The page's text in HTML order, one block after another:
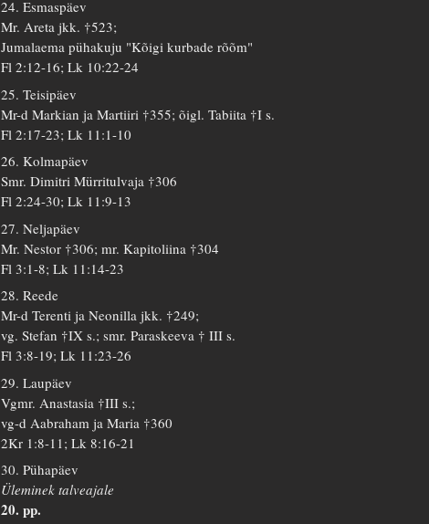
24. Esmaspäev
Mr. Areta jkk. †523;
Jumalaema pühakuju "Kõigi kurbade rõõm"
Fl 2:12-16; Lk 10:22-24
25. Teisipäev
Mr-d Markian ja Martiiri †355; õigl. Tabiita †I s.
Fl 2:17-23; Lk 11:1-10
26. Kolmapäev
Smr. Dimitri Mürritulvaja †306
Fl 2:24-30; Lk 11:9-13
27. Neljapäev
Mr. Nestor †306; mr. Kapitoliina †304
Fl 3:1-8; Lk 11:14-23
28. Reede
Mr-d Terenti ja Neonilla jkk. †249;
vg. Stefan †IX s.; smr. Paraskeeva † III s.
Fl 3:8-19; Lk 11:23-26
29. Laupäev
Vgmr. Anastasia †III s.;
vg-d Aabraham ja Maria †360
2Kr 1:8-11; Lk 8:16-21
30. Pühapäev
Üleminek talveajale
20. pp.